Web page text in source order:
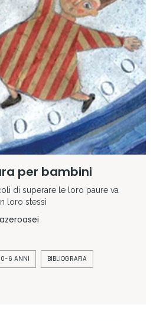
per bambini
di superare le loro paure va
loro stessi
0-6 ANNI BIBLIOGRAFIA